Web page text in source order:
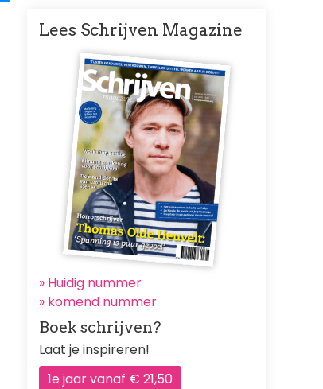
Lees Schrijven Magazine
Afbeelding
» Huidig nummer
» komend nummer
Boek schrijven?
Laat je inspireren!
1e jaar vanaf € 21,50